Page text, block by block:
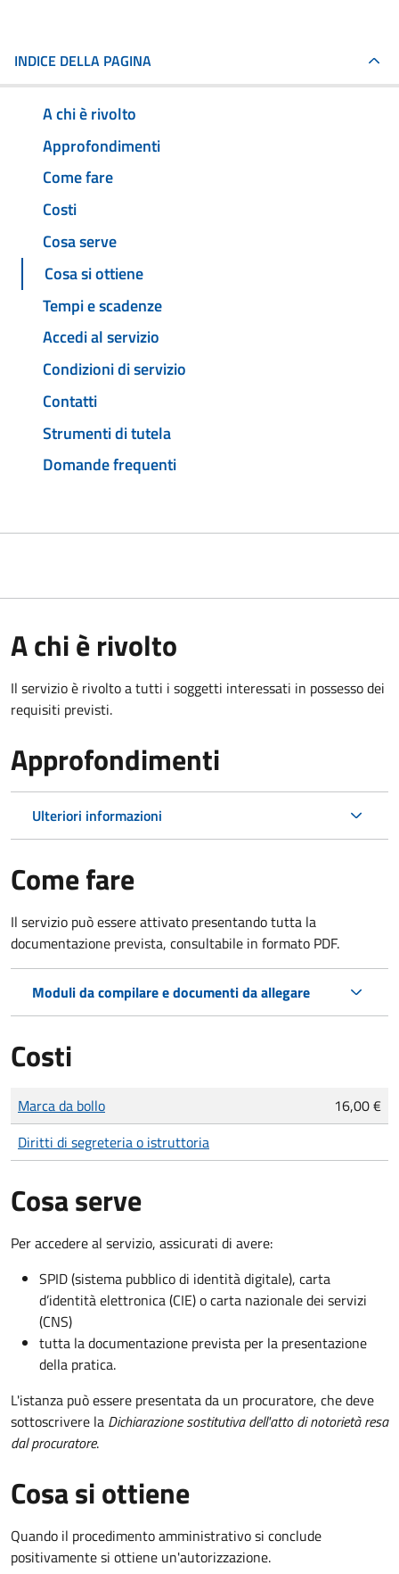
INDICE DELLA PAGINA
A chi è rivolto
Approfondimenti
Come fare
Costi
Cosa serve
Cosa si ottiene
Tempi e scadenze
Accedi al servizio
Condizioni di servizio
Contatti
Strumenti di tutela
Domande frequenti
A chi è rivolto
Il servizio è rivolto a tutti i soggetti interessati in possesso dei
requisiti previsti.
Approfondimenti
Ulteriori informazioni
Come fare
Il servizio può essere attivato presentando tutta la
documentazione prevista, consultabile in formato PDF.
Moduli da compilare e documenti da allegare
Costi
Tipo di pagamento
Importo
Marca da bollo
16,00 €
Diritti di segreteria o istruttoria
Cosa serve
Per accedere al servizio, assicurati di avere:
SPID (sistema pubblico di identità digitale), carta
d’identità elettronica (CIE) o carta nazionale dei servizi
(CNS)
tutta la documentazione prevista per la presentazione
della pratica.
L'istanza può essere presentata da un procuratore, che deve
sottoscrivere la Dichiarazione sostitutiva dell'atto di notorietà resa
dal procuratore.
Cosa si ottiene
Quando il procedimento amministrativo si conclude
positivamente si ottiene un'autorizzazione.